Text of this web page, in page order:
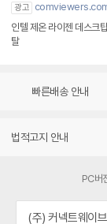
광고
인텔 제온 라이젠 데스크
탈
빠른배송 안내
법적고지 안내
PC버
(주) 커넥트웨이브